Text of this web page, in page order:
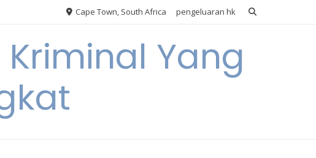
Cape Town, South Africa pengeluaran hk
Yang